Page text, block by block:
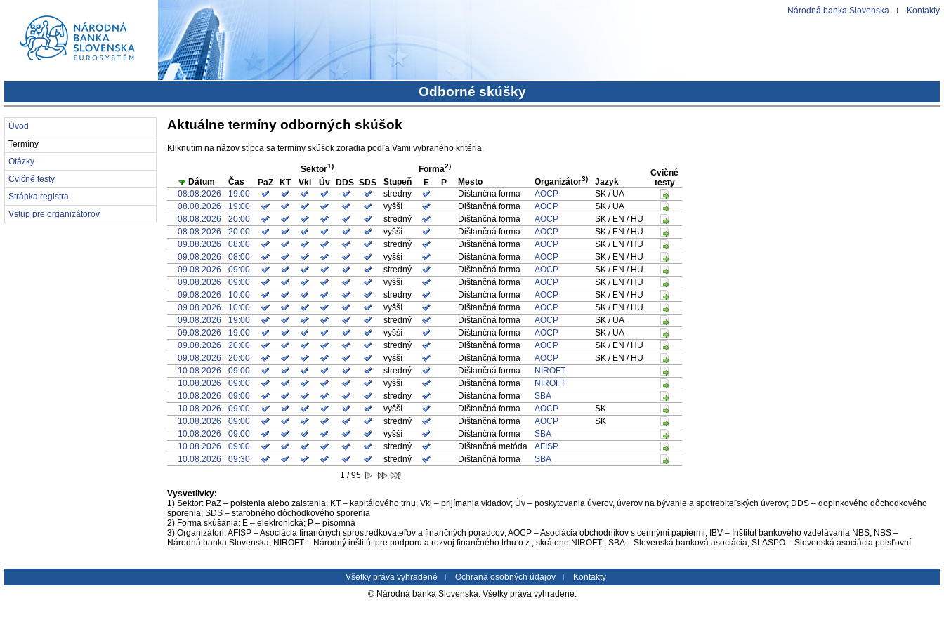
Národná banka Slovenska Kontakty
Odborné skúšky
Úvod
Termíny
Otázky
Cvičné testy
Stránka registra
Vstup pre organizátorov
Aktuálne termíny odborných skúšok
Kliknutím na názov stĺpca sa termíny skúšok zoradia podľa Vami vybraného kritéria.
Sektor1) Forma2)
Cvičné
testy
Dátum Čas PaZ KT Vkl Úv DDS SDS Stupeň E P Mesto Organizátor3)
Jazyk
08.08.2026
19:00 stredný Dištančná forma AOCP
SK / UA
08.08.2026
19:00 vyšší Dištančná forma AOCP
SK / UA
08.08.2026
20:00 stredný Dištančná forma AOCP
SK / EN / HU
08.08.2026
20:00 vyšší Dištančná forma AOCP
SK / EN / HU
09.08.2026
08:00 stredný Dištančná forma AOCP
SK / EN / HU
09.08.2026
08:00 vyšší Dištančná forma AOCP
SK / EN / HU
09.08.2026
09:00 stredný Dištančná forma AOCP
SK / EN / HU
09.08.2026
09:00 vyšší Dištančná forma AOCP
SK / EN / HU
09.08.2026
10:00 stredný Dištančná forma AOCP
SK / EN / HU
09.08.2026
10:00 vyšší Dištančná forma AOCP
SK / EN / HU
09.08.2026
19:00 stredný Dištančná forma AOCP
SK / UA
09.08.2026
19:00 vyšší Dištančná forma AOCP
SK / UA
09.08.2026
20:00 stredný Dištančná forma AOCP
SK / EN / HU
09.08.2026
20:00 vyšší Dištančná forma AOCP
SK / EN / HU
10.08.2026
09:00 stredný Dištančná forma
NIROFT
10.08.2026
09:00 vyšší Dištančná forma
NIROFT
10.08.2026
09:00 stredný Dištančná forma
SBA
10.08.2026
09:00 vyšší Dištančná forma AOCP
SK
10.08.2026
09:00 stredný Dištančná forma AOCP
SK
10.08.2026
09:00 vyšší Dištančná forma
SBA
10.08.2026
09:00 stredný Dištančná metóda
AFISP
10.08.2026
09:30 stredný Dištančná forma
SBA
1 / 95
Vysvetlivky:
1) Sektor: PaZ – poistenia alebo zaistenia; KT – kapitálového trhu; Vkl – prijímania vkladov; Úv – poskytovania úverov, úverov na bývanie a spotrebiteľských úverov; DDS – doplnkového dôchodkového
sporenia; SDS – starobného dôchodkového sporenia
2) Forma skúšania: E – elektronická; P – písomná
3) Organizátori: AFISP – Asociácia finančných sprostredkovateľov a finančných poradcov; AOCP – Asociácia obchodníkov s cennými papiermi; IBV – Inštitút bankového vzdelávania NBS; NBS –
Národná banka Slovenska; NIROFT – Národný inštitút pre podporu a rozvoj finančného trhu o.z., skrátene NIROFT ; SBA – Slovenská banková asociácia; SLASPO – Slovenská asociácia poisťovní
Všetky práva vyhradené Ochrana osobných údajov
Kontakty
© Národná banka Slovenska. Všetky práva vyhradené.